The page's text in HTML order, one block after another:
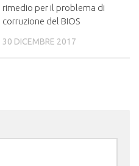
rimedio per il problema di
corruzione del BIOS
30 DICEMBRE 2017